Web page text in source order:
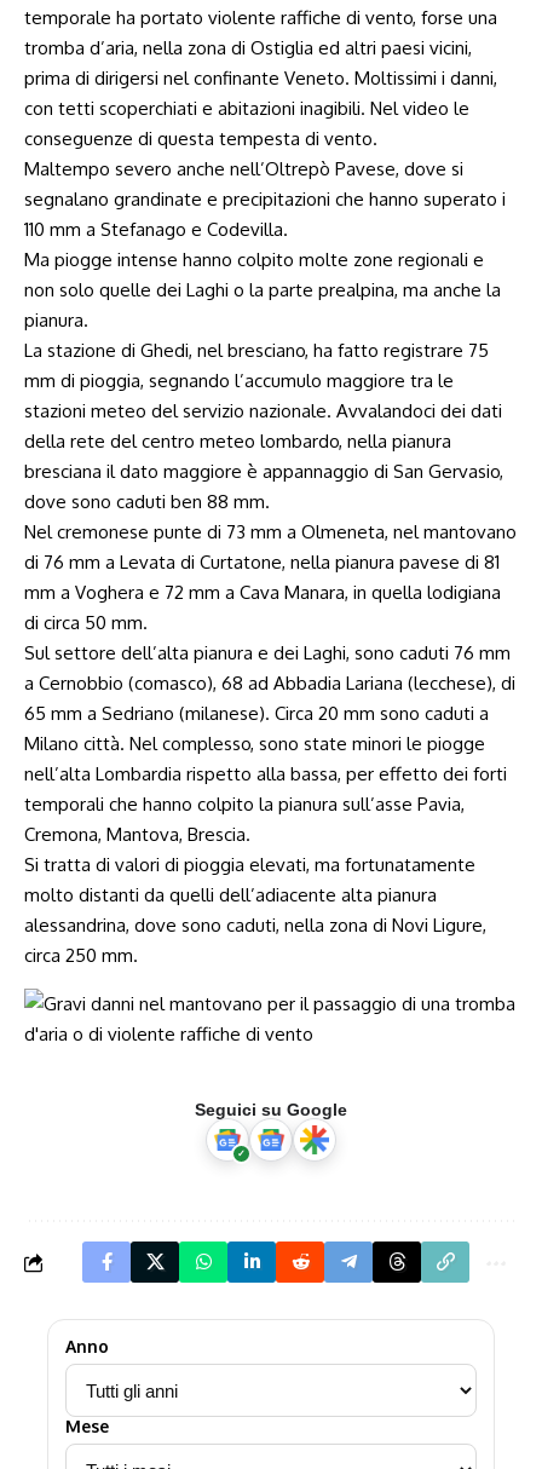
temporale ha portato violente raffiche di vento, forse una
tromba d’aria, nella zona di Ostiglia ed altri paesi vicini,
prima di dirigersi nel confinante Veneto. Moltissimi i danni,
con tetti scoperchiati e abitazioni inagibili. Nel video le
conseguenze di questa tempesta di vento.
Maltempo severo anche nell’Oltrepò Pavese, dove si
segnalano grandinate e precipitazioni che hanno superato i
110 mm a Stefanago e Codevilla.
Ma piogge intense hanno colpito molte zone regionali e
non solo quelle dei Laghi o la parte prealpina, ma anche la
pianura.
La stazione di Ghedi, nel bresciano, ha fatto registrare 75
mm di pioggia, segnando l’accumulo maggiore tra le
stazioni meteo del servizio nazionale. Avvalandoci dei dati
della rete del centro meteo lombardo, nella pianura
bresciana il dato maggiore è appannaggio di San Gervasio,
dove sono caduti ben 88 mm.
Nel cremonese punte di 73 mm a Olmeneta, nel mantovano
di 76 mm a Levata di Curtatone, nella pianura pavese di 81
mm a Voghera e 72 mm a Cava Manara, in quella lodigiana
di circa 50 mm.
Sul settore dell’alta pianura e dei Laghi, sono caduti 76 mm
a Cernobbio (comasco), 68 ad Abbadia Lariana (lecchese), di
65 mm a Sedriano (milanese). Circa 20 mm sono caduti a
Milano città. Nel complesso, sono state minori le piogge
nell’alta Lombardia rispetto alla bassa, per effetto dei forti
temporali che hanno colpito la pianura sull’asse Pavia,
Cremona, Mantova, Brescia.
Si tratta di valori di pioggia elevati, ma fortunatamente
molto distanti da quelli dell’adiacente alta pianura
alessandrina, dove sono caduti, nella zona di Novi Ligure,
circa 250 mm.
Seguici su Google
Anno
Mese